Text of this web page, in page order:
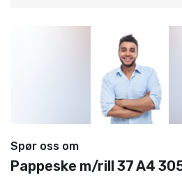
Spør oss om
Pappeske m/rill 37 A4